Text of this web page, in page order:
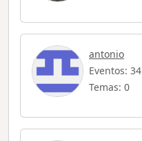
antonio
Eventos: 34
Temas: 0